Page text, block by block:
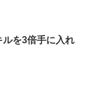
を3倍手に入れ